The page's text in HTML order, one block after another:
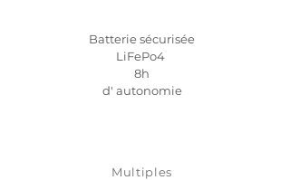
Batterie sécurisée
LiFePo4
8h
d' autonomie
Multiples